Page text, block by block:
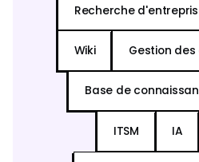
Recherche
Wiki Gestion
Base de
ITSM IA